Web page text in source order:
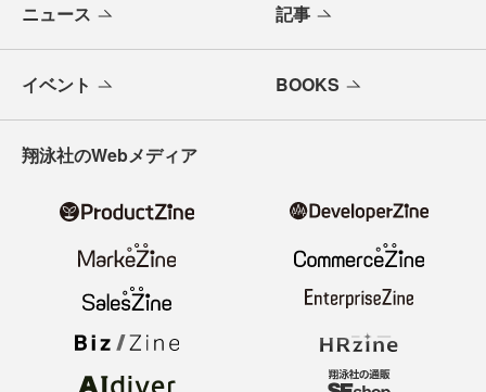
ニュース 記事
イベント BOOKS
翔泳社のWebメディア